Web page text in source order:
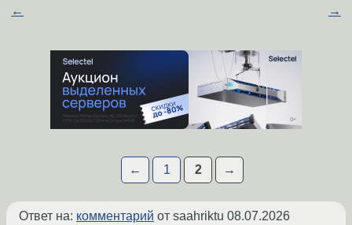
← →
← 1 2 →
Ответ на: комментарий от saahriktu 08.07.2026